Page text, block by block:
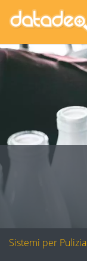
Sistemi per